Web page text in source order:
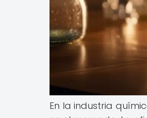
En la industria